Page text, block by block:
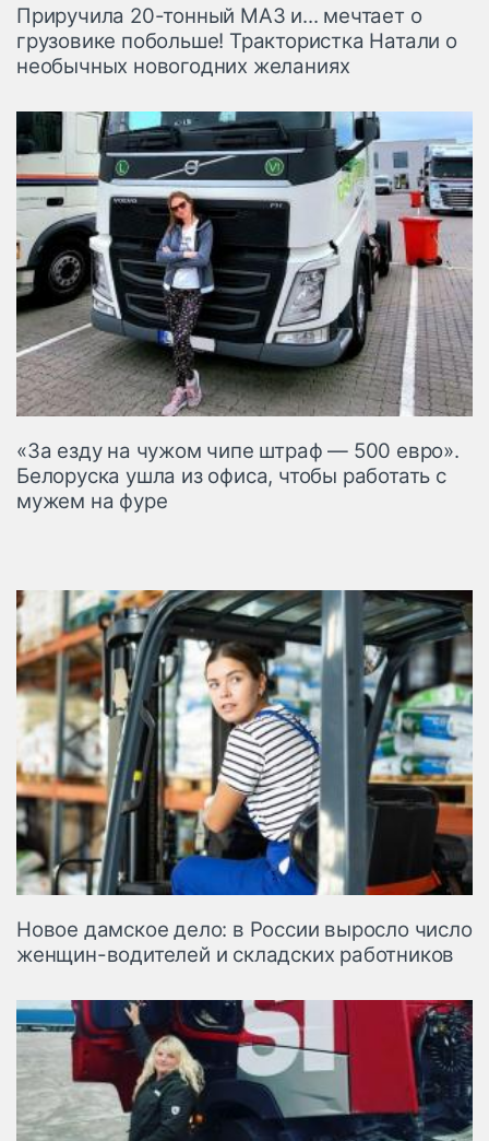
Приручила 20-тонный МАЗ и... мечтает о
грузовике побольше! Трактористка Натали о
необычных новогодних желаниях
«За езду на чужом чипе штраф — 500 евро».
Белоруска ушла из офиса, чтобы работать с
мужем на фуре
Новое дамское дело: в России выросло число
женщин-водителей и складских работников